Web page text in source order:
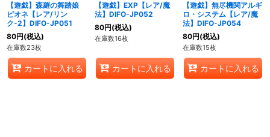
【遊戯】森羅の舞踏娘
ピオネ【レア/リン
ク-2】DIFO-JP051
80円(税込)
在庫数23枚
カートに入れる
【遊戯】EXP【レア/魔
法】DIFO-JP052
80円(税込)
在庫数16枚
カートに入れる
【遊戯】無尽機関アルギ
ロ・システム【レア/魔
法】DIFO-JP054
80円(税込)
在庫数15枚
カートに入れる